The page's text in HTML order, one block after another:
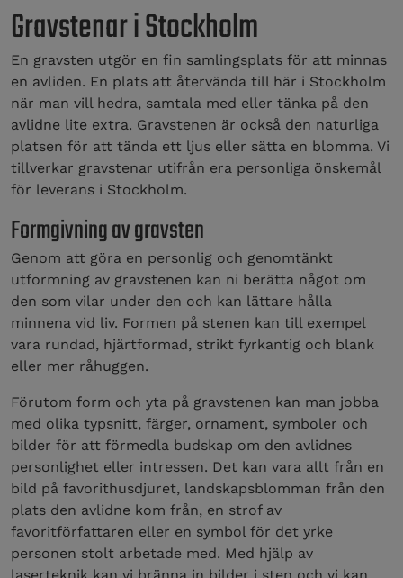
Gravstenar i Stockholm
En gravsten utgör en fin samlingsplats för att minnas
en avliden. En plats att återvända till här i Stockholm
när man vill hedra, samtala med eller tänka på den
avlidne lite extra. Gravstenen är också den naturliga
platsen för att tända ett ljus eller sätta en blomma. Vi
tillverkar gravstenar utifrån era personliga önskemål
för leverans i Stockholm.
Formgivning av gravsten
Genom att göra en personlig och genomtänkt
utformning av gravstenen kan ni berätta något om
den som vilar under den och kan lättare hålla
minnena vid liv. Formen på stenen kan till exempel
vara rundad, hjärtformad, strikt fyrkantig och blank
eller mer råhuggen.
Förutom form och yta på gravstenen kan man jobba
med olika typsnitt, färger, ornament, symboler och
bilder för att förmedla budskap om den avlidnes
personlighet eller intressen. Det kan vara allt från en
bild på favorithusdjuret, landskapsblomman från den
plats den avlidne kom från, en strof av
favoritförfattaren eller en symbol för det yrke
personen stolt arbetade med. Med hjälp av